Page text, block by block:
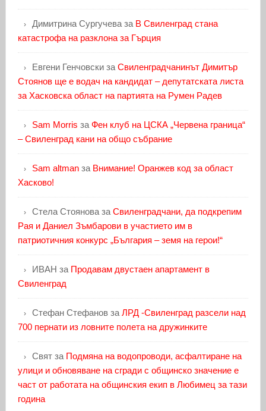
Димитрина Сургучеваза В Свиленград стана
катастрофа на разклона за Гърция
Евгени Генчовскиза Свиленградчанинът Димитър
Стоянов ще е водач на кандидат – депутатската листа
за Хасковска област на партията на Румен Радев
Sam Morris за Фен клуб на ЦСКА „Червена граница“
– Свиленград кани на общо събрание
Sam altmanза Внимание! Оранжев код за област
Хасково!
Стела Стояноваза Свиленградчани, да подкрепим
Рая и Даниел Зъмбарови в участието им в
патриотичния конкурс „България – земя на герои!“
ИВАН за Продавам двустаен апартамент в
Свиленград
Стефан Стефановза ЛРД -Свиленград разсели над
700 пернати из ловните полета на дружинките
Святза Подмяна на водопроводи, асфалтиране на
улици и обновяване на сгради с общинско значение е
част от работата на общинския екип в Любимец за тази
година